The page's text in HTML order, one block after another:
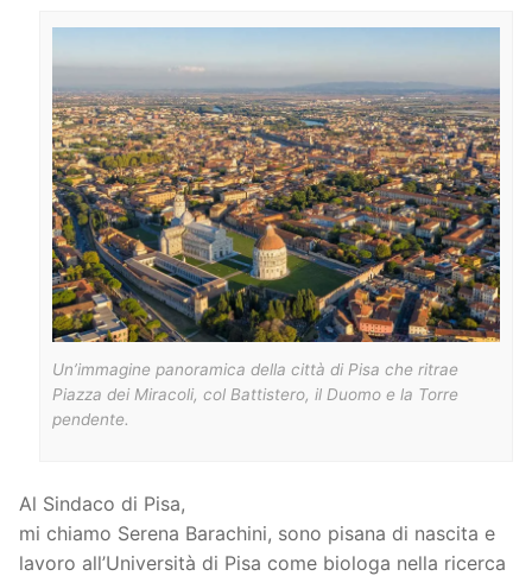
Un’immagine panoramica della città di Pisa che ritrae
Piazza dei Miracoli, col Battistero, il Duomo e la Torre
pendente.
Al Sindaco di Pisa,
mi chiamo Serena Barachini, sono pisana di nascita e
lavoro all’Università di Pisa come biologa nella ricerca